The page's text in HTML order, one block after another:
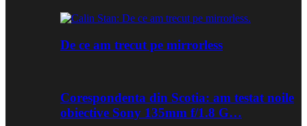
De ce am trecut pe mirrorless
Corespondenta din Scotia: am testat noile
obiective Sony 135mm f/1.8 G…